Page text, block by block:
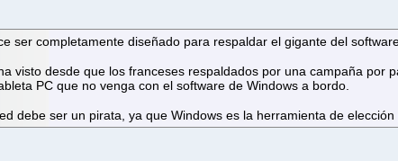
ser completamente diseñado para respaldar el gigante del
visto desde que los franceses respaldados por una campaña por
PC que no venga con el software de Windows a bordo.
debe ser un pirata, ya que Windows es la herramienta de